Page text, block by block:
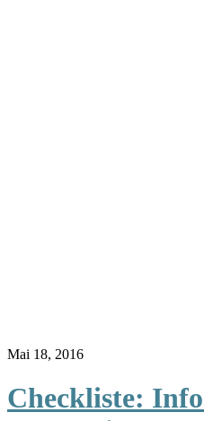
Mai 18, 2016
Checkliste: